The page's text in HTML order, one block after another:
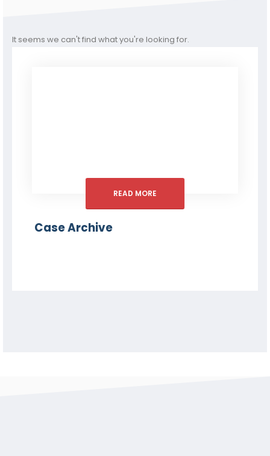
It seems we can't find what you're looking for.
READ MORE
Case Archive